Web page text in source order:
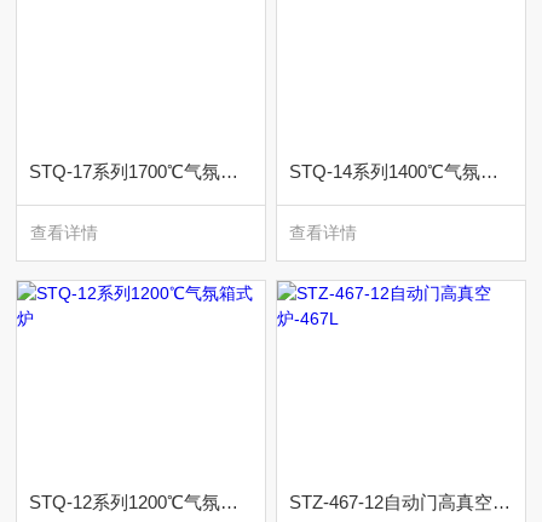
STQ-17系列1700℃气氛箱式炉
查看详情
STQ-14系列1400℃气氛箱式炉
查看详情
STQ-12系列1200℃气氛箱式炉 STZ-467-12自动门高真空炉-467L